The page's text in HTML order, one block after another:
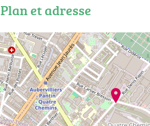
Plan et adresse